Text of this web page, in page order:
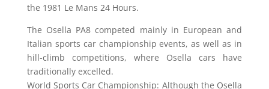
the 1981 Le Mans 24 Hours.
The Osella PA8 competed mainly in European and
Italian sports car championship events, as well as in
hill-climb competitions, where Osella cars have
traditionally excelled.
World Sports Car Championship: Although the Osella